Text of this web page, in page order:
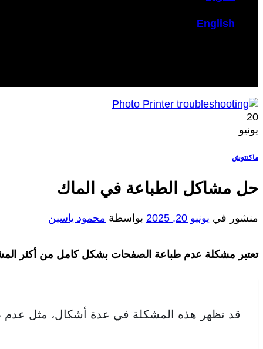
English
20
يونيو
ماكنتوش
حل مشاكل الطباعة في الماك
منشور في يونيو 20, 2025 بواسطة محمود ياسين
تعتبر مشكلة عدم طباعة الصفحات بشكل كامل من أكثر
قد تظهر هذه المشكلة في عدة أشكال، مثل